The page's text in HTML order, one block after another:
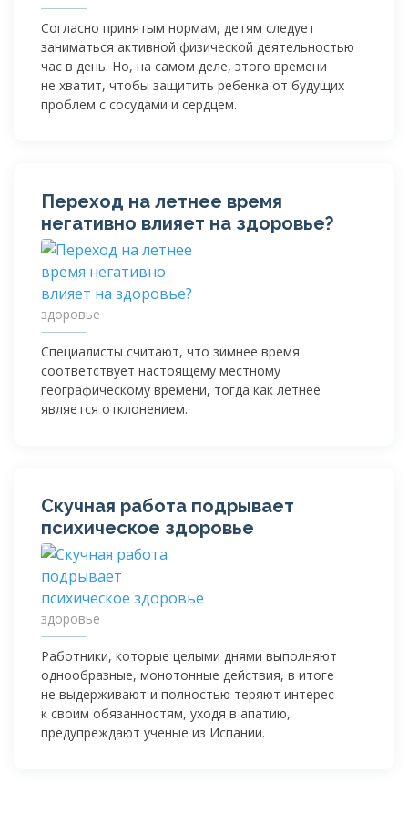
Согласно принятым нормам, детям следует
заниматься активной физической деятельностью
час в день. Но, на самом деле, этого времени
не хватит, чтобы защитить ребенка от будущих
проблем с сосудами и сердцем.
Переход на летнее время
негативно влияет на здоровье?
здоровье
Специалисты считают, что зимнее время
соответствует настоящему местному
географическому времени, тогда как летнее
является отклонением.
Скучная работа подрывает
психическое здоровье
здоровье
Работники, которые целыми днями выполняют
однообразные, монотонные действия, в итоге
не выдерживают и полностью теряют интерес
к своим обязанностям, уходя в апатию,
предупреждают ученые из Испании.